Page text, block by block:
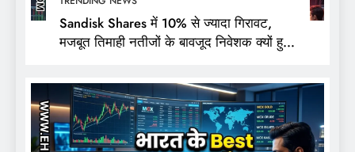
Sandisk Shares में 10% से ज्यादा गिरावट,
मजबूत तिमाही नतीजों के बावजूद निवेशक क्यों हुए